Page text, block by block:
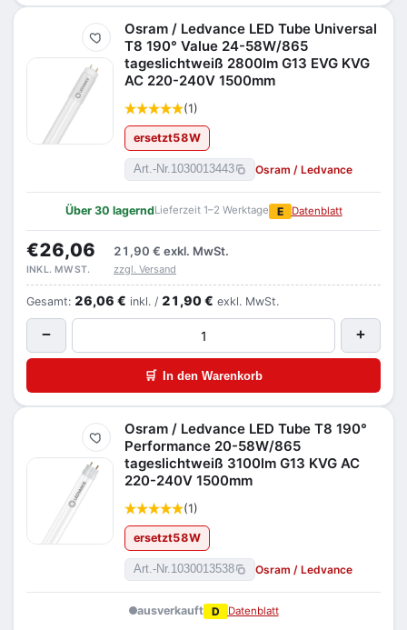
Merken
Osram / Ledvance LED Tube Universal
T8 190° Value 24-58W/865
tageslichtweiß 2800lm G13 EVG KVG
AC 220-240V 1500mm
(1)
ersetzt58W
Art.-Nr.1030013443 Osram / Ledvance
Über 30 lagerndLieferzeit 1–2 Werktage E Datenblatt
€26,06 21,90 € exkl. MwSt.
INKL. MWST. zzgl. Versand
Gesamt: 26,06 € inkl. / 21,90 € exkl. MwSt.
− +
🛒 In den Warenkorb
Merken
Osram / Ledvance LED Tube T8 190°
Performance 20-58W/865
tageslichtweiß 3100lm G13 KVG AC
220-240V 1500mm
(1)
ersetzt58W
Art.-Nr.1030013538 Osram / Ledvance
ausverkauft D Datenblatt